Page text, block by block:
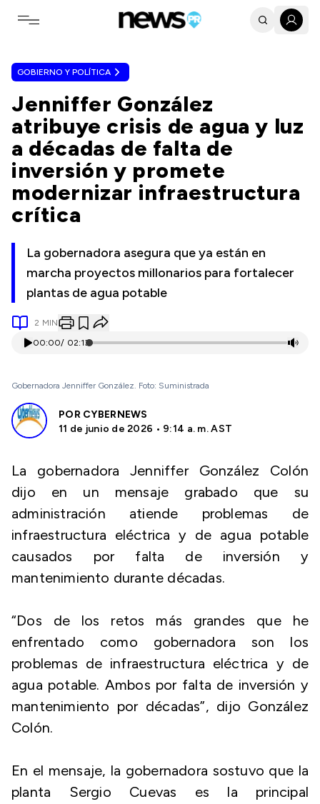
Toggle navigation menu
GOBIERNO Y POLÍTICA
Jenniffer González
atribuye crisis de agua y luz
a décadas de falta de
inversión y promete
modernizar infraestructura
crítica
La gobernadora asegura que ya están en
marcha proyectos millonarios para fortalecer
plantas de agua potable
2 MIN
00:00/ 02:13
Gobernadora Jenniffer González. Foto: Suministrada
POR CYBERNEWS
11 de junio de 2026 • 9:14 a. m. AST
La gobernadora Jenniffer González Colón
dijo en un mensaje grabado que su
administración atiende problemas de
infraestructura eléctrica y de agua potable
causados por falta de inversión y
mantenimiento durante décadas.
“Dos de los retos más grandes que he
enfrentado como gobernadora son los
problemas de infraestructura eléctrica y de
agua potable. Ambos por falta de inversión y
mantenimiento por décadas”, dijo González
Colón.
En el mensaje, la gobernadora sostuvo que la
planta Sergio Cuevas es la principal